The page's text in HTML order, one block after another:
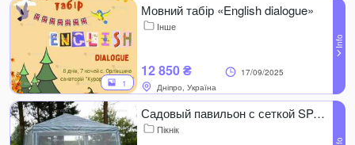
1
Мовний табір «English dialogue»
Інше
12 850 ₴
17/09/2025
Дніпро, Україна
Садовый павильон с сеткой SP-002 RA-7703 Ranger для пикника
Пікнік